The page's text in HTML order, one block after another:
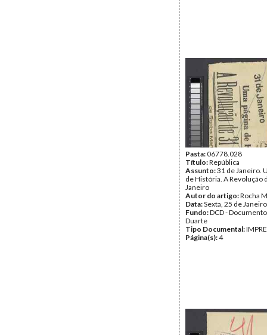
Pasta:06778.028
Título:República
Assunto:31 de Janeiro.
de História. A Revolução
Janeiro
Autor do artigo:Rocha
Data:Sexta, 25 de
Fundo:DCD -
Duarte
Tipo Documental:
Página(s):4